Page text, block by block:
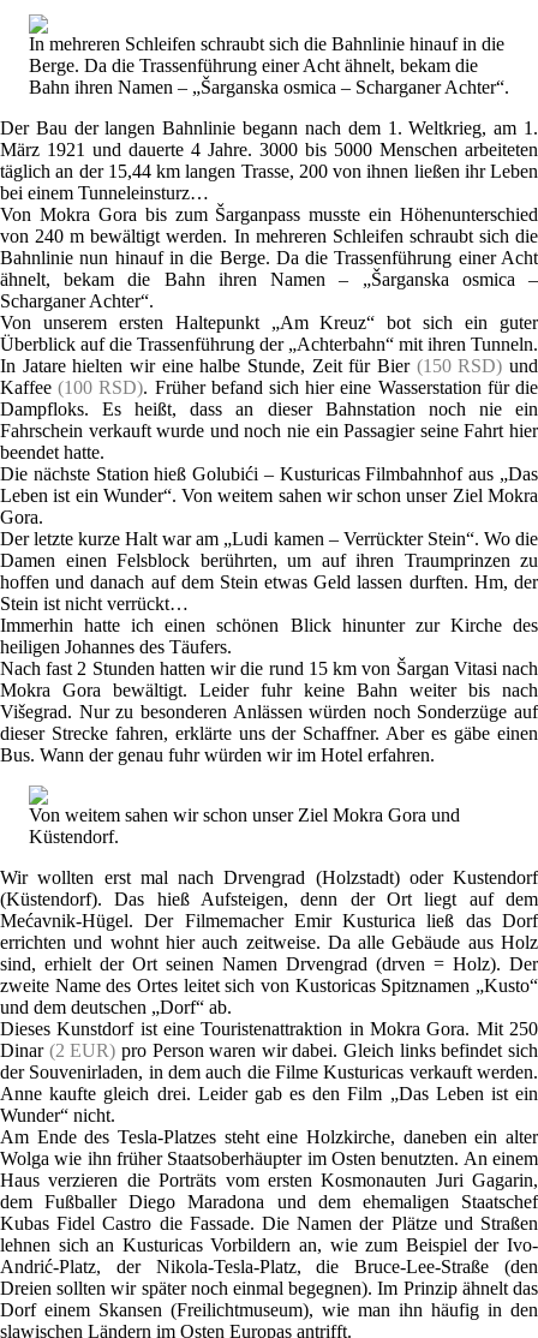
In mehreren Schleifen schraubt sich die Bahnlinie hinauf in die
Berge. Da die Trassenführung einer Acht ähnelt, bekam die
Bahn ihren Namen – „Šarganska osmica – Scharganer Achter“.
Der Bau der langen Bahnlinie begann nach dem 1. Weltkrieg, am 1.
März 1921 und dauerte 4 Jahre. 3000 bis 5000 Menschen arbeiteten
täglich an der 15,44 km langen Trasse, 200 von ihnen ließen ihr Leben
bei einem Tunneleinsturz…
Von Mokra Gora bis zum Šarganpass musste ein Höhenunterschied
von 240 m bewältigt werden. In mehreren Schleifen schraubt sich die
Bahnlinie nun hinauf in die Berge. Da die Trassenführung einer Acht
ähnelt, bekam die Bahn ihren Namen – „Šarganska osmica –
Scharganer Achter“.
Von unserem ersten Haltepunkt „Am Kreuz“ bot sich ein guter
Überblick auf die Trassenführung der „Achterbahn“ mit ihren Tunneln.
In Jatare hielten wir eine halbe Stunde, Zeit für Bier (150 RSD) und
Kaffee(100 RSD). Früher befand sich hier eine Wasserstation für die
Dampfloks. Es heißt, dass an dieser Bahnstation noch nie ein
Fahrschein verkauft wurde und noch nie ein Passagier seine Fahrt hier
beendet hatte.
Die nächste Station hieß Golubići – Kusturicas Filmbahnhof aus „Das
Leben ist ein Wunder“. Von weitem sahen wir schon unser Ziel Mokra
Gora.
Der letzte kurze Halt war am „Ludi kamen – Verrückter Stein“. Wo die
Damen einen Felsblock berührten, um auf ihren Traumprinzen zu
hoffen und danach auf dem Stein etwas Geld lassen durften. Hm, der
Stein ist nicht verrückt…
Immerhin hatte ich einen schönen Blick hinunter zur Kirche des
heiligen Johannes des Täufers.
Nach fast 2 Stunden hatten wir die rund 15 km von Šargan Vitasi nach
Mokra Gora bewältigt. Leider fuhr keine Bahn weiter bis nach
Višegrad. Nur zu besonderen Anlässen würden noch Sonderzüge auf
dieser Strecke fahren, erklärte uns der Schaffner. Aber es gäbe einen
Bus. Wann der genau fuhr würden wir im Hotel erfahren.
Von weitem sahen wir schon unser Ziel Mokra Gora und
Küstendorf.
Wir wollten erst mal nach Drvengrad (Holzstadt) oder Kustendorf
(Küstendorf). Das hieß Aufsteigen, denn der Ort liegt auf dem
Mećavnik-Hügel. Der Filmemacher Emir Kusturica ließ das Dorf
errichten und wohnt hier auch zeitweise. Da alle Gebäude aus Holz
sind, erhielt der Ort seinen Namen Drvengrad (drven = Holz). Der
zweite Name des Ortes leitet sich von Kustoricas Spitznamen „Kusto“
und dem deutschen „Dorf“ ab.
Dieses Kunstdorf ist eine Touristenattraktion in Mokra Gora. Mit 250
Dinar (2 EUR) pro Person waren wir dabei. Gleich links befindet sich
der Souvenirladen, in dem auch die Filme Kusturicas verkauft werden.
Anne kaufte gleich drei. Leider gab es den Film „Das Leben ist ein
Wunder“ nicht.
Am Ende des Tesla-Platzes steht eine Holzkirche, daneben ein alter
Wolga wie ihn früher Staatsoberhäupter im Osten benutzten. An einem
Haus verzieren die Porträts vom ersten Kosmonauten Juri Gagarin,
dem Fußballer Diego Maradona und dem ehemaligen Staatschef
Kubas Fidel Castro die Fassade. Die Namen der Plätze und Straßen
lehnen sich an Kusturicas Vorbildern an, wie zum Beispiel der Ivo-
Andrić-Platz, der Nikola-Tesla-Platz, die Bruce-Lee-Straße (den
Dreien sollten wir später noch einmal begegnen). Im Prinzip ähnelt das
Dorf einem Skansen (Freilichtmuseum), wie man ihn häufig in den
slawischen Ländern im Osten Europas antrifft.